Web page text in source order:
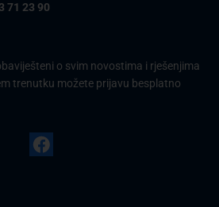
71 23 90
o svim novostima i rješenjima
trenutku možete prijavu besplatno